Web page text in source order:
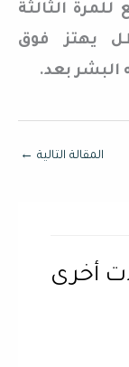
للمرة الثالثة
يهتز فوق
البشر بعد.
المقالة التالية ←
أخرى